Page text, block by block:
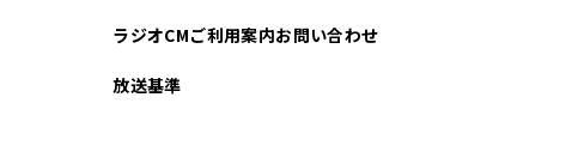
ラジオCMご利用案内
放送基準
お問い合わせ